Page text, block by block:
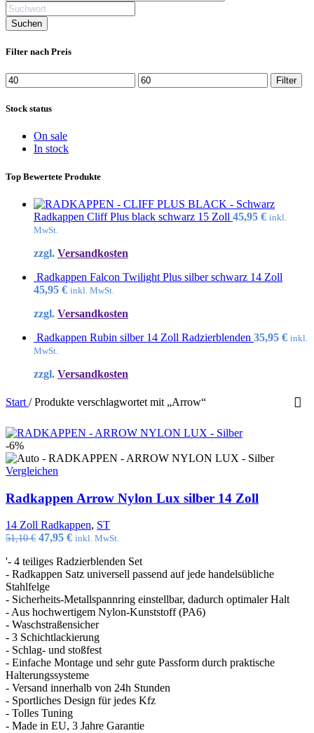
Filter nach Preis
Min.
Preis
Max.
Preis
Filter
Stock status
On sale
In stock
Top Bewertete Produkte
Radkappen Cliff Plus black schwarz 15 Zoll 45,95 € inkl.
MwSt.
zzgl. Versandkosten
Radkappen Falcon Twilight Plus silber schwarz 14 Zoll
45,95 € inkl. MwSt.
zzgl. Versandkosten
Radkappen Rubin silber 14 Zoll Radzierblenden 35,95 € inkl.
MwSt.
zzgl. Versandkosten
Start / Produkte verschlagwortet mit „Arrow“
-6%
Vergleichen
Radkappen Arrow Nylon Lux silber 14 Zoll
14 Zoll Radkappen, ST
51,10€ Ursprünglicher
war:
51,10 €
47,95 €Aktueller
ist:
47,95 €.
inkl. MwSt.
'- 4 teiliges Radzierblenden Set
- Radkappen Satz universell passend auf jede handelsübliche
Stahlfelge
- Sicherheits-Metallspannring einstellbar, dadurch optimaler Halt
- Aus hochwertigem Nylon-Kunststoff (PA6)
- Waschstraßensicher
- 3 Schichtlackierung
- Schlag- und stoßfest
- Einfache Montage und sehr gute Passform durch praktische
Halterungssysteme
- Versand innerhalb von 24h Stunden
- Sportliches Design für jedes Kfz
- Tolles Tuning
- Made in EU, 3 Jahre Garantie